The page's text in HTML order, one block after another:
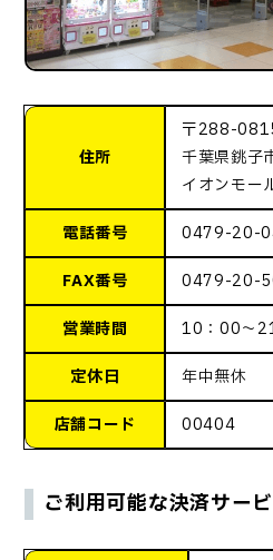
住所
〒288-
千葉県銚子
イオンモー
電話番号 0479-20-
FAX番号 0479-20-
営業時間 10：00～
定休日 年中無休
店舗コード 00404
ご利用可能な決済サー